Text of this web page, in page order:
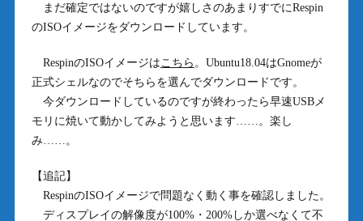
まだ確定ではないのですが嬉しさのあまりすでにRespin
のISOイメージをダウンロードしています。
RespinのISOイメージはこちら 。Ubuntu18.04はGnomeが
正式シェルなのでそちらを選んでダウンロードです。
今ダウンロードしているのですが終わったら早速USBメ
モリに焼いて動かしてみようと思います……。楽し
み……。
【追記】
RespinのISOイメージで問題なく動く事を確認しました。
ディスプレイの解像度が100%・200%しか選べなくて不